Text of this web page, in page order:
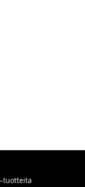
tuotteita